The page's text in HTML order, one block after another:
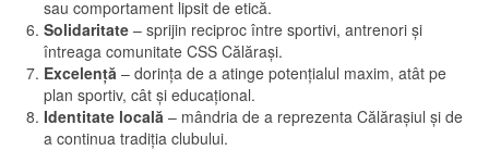
sau comportament lipsit de etică.
Solidaritate – sprijin reciproc între sportivi, antrenori și
întreaga comunitate CSS Călărași.
Excelență – dorința de a atinge potențialul maxim, atât pe
plan sportiv, cât și educațional.
Identitate locală – mândria de a reprezenta Călărașiul și de
a continua tradiția clubului.